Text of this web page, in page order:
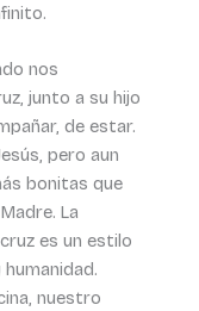
nos
junto a su hijo
de estar.
pero aun
bonitas que
La
es un estilo
nuestro